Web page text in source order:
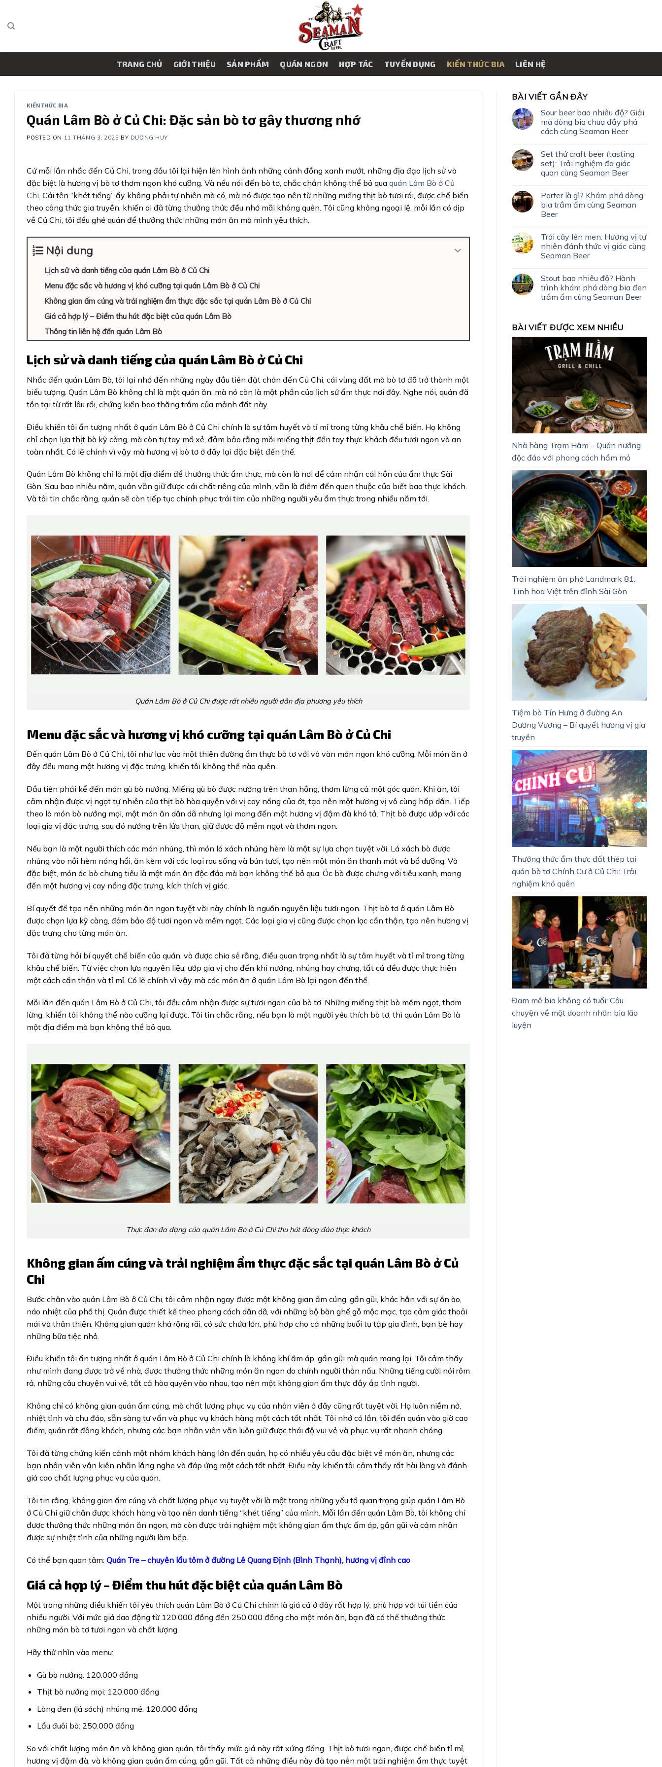
content
TRANG CHỦ GIỚI THIỆU SẢN PHẨM QUÁN NGON HỢP TÁC TUYỂN DỤNG KIẾN THỨC BIA LIÊN HỆ
KIẾN THỨC BIA
Quán Lâm Bò ở Củ Chi: Đặc sản bò tơ gây thương nhớ
POSTED ON 11 THÁNG 3, 2025 BY DƯƠNG HUY
Cứ mỗi lần nhắc đến Củ Chi, trong đầu tôi lại hiện lên hình ảnh những cánh đồng xanh mướt, những địa đạo lịch sử và
đặc biệt là hương vị bò tơ thơm ngon khó cưỡng. Và nếu nói đến bò tơ, chắc chắn không thể bỏ qua quán Lâm Bò ở Củ
Chi. Cái tên “khét tiếng” ấy không phải tự nhiên mà có, mà nó được tạo nên từ những miếng thịt bò tươi rói, được chế biến
theo công thức gia truyền, khiến ai đã từng thưởng thức đều nhớ mãi không quên. Tôi cũng không ngoại lệ, mỗi lần có dịp
về Củ Chi, tôi đều ghé quán để thưởng thức những món ăn mà mình yêu thích.
Nội dung
Lịch sử và danh tiếng của quán Lâm Bò ở Củ Chi
Menu đặc sắc và hương vị khó cưỡng tại quán Lâm Bò ở Củ Chi
Không gian ấm cúng và trải nghiệm ẩm thực đặc sắc tại quán Lâm Bò ở Củ Chi
Giá cả hợp lý – Điểm thu hút đặc biệt của quán Lâm Bò
Thông tin liên hệ đến quán Lâm Bò
Lịch sử và danh tiếng của quán Lâm Bò ở Củ Chi
Nhắc đến quán Lâm Bò, tôi lại nhớ đến những ngày đầu tiên đặt chân đến Củ Chi, cái vùng đất mà bò tơ đã trở thành một
biểu tượng. Quán Lâm Bò không chỉ là một quán ăn, mà nó còn là một phần của lịch sử ẩm thực nơi đây. Nghe nói, quán đã
tồn tại từ rất lâu rồi, chứng kiến bao thăng trầm của mảnh đất này.
Điều khiến tôi ấn tượng nhất ở quán Lâm Bò ở Củ Chi chính là sự tâm huyết và tỉ mỉ trong từng khâu chế biến. Họ không
chỉ chọn lựa thịt bò kỹ càng, mà còn tự tay mổ xẻ, đảm bảo rằng mỗi miếng thịt đến tay thực khách đều tươi ngon và an
toàn nhất. Có lẽ chính vì vậy mà hương vị bò tơ ở đây lại đặc biệt đến thế.
Quán Lâm Bò không chỉ là một địa điểm để thưởng thức ẩm thực, mà còn là nơi để cảm nhận cái hồn của ẩm thực Sài
Gòn. Sau bao nhiêu năm, quán vẫn giữ được cái chất riêng của mình, vẫn là điểm đến quen thuộc của biết bao thực khách.
Và tôi tin chắc rằng, quán sẽ còn tiếp tục chinh phục trái tim của những người yêu ẩm thực trong nhiều năm tới.
Quán Lâm Bò ở Củ Chi được rất nhiều người dân địa phương yêu thích
Menu đặc sắc và hương vị khó cưỡng tại quán Lâm Bò ở Củ Chi
Đến quán Lâm Bò ở Củ Chi, tôi như lạc vào một thiên đường ẩm thực bò tơ với vô vàn món ngon khó cưỡng. Mỗi món ăn ở
đây đều mang một hương vị đặc trưng, khiến tôi không thể nào quên.
Đầu tiên phải kể đến món gù bò nướng. Miếng gù bò được nướng trên than hồng, thơm lừng cả một góc quán. Khi ăn, tôi
cảm nhận được vị ngọt tự nhiên của thịt bò hòa quyện với vị cay nồng của ớt, tạo nên một hương vị vô cùng hấp dẫn. Tiếp
theo là món bò nướng mọi, một món ăn dân dã nhưng lại mang đến một hương vị đậm đà khó tả. Thịt bò được ướp với các
loại gia vị đặc trưng, sau đó nướng trên lửa than, giữ được độ mềm ngọt và thơm ngon.
Nếu bạn là một người thích các món nhúng, thì món lá xách nhúng hèm là một sự lựa chọn tuyệt vời. Lá xách bò được
nhúng vào nồi hèm nóng hổi, ăn kèm với các loại rau sống và bún tươi, tạo nên một món ăn thanh mát và bổ dưỡng. Và
đặc biệt, món óc bò chưng tiêu là một món ăn độc đáo mà bạn không thể bỏ qua. Óc bò được chưng với tiêu xanh, mang
đến một hương vị cay nồng đặc trưng, kích thích vị giác.
Bí quyết để tạo nên những món ăn ngon tuyệt vời này chính là nguồn nguyên liệu tươi ngon. Thịt bò tơ ở quán Lâm Bò
được chọn lựa kỹ càng, đảm bảo độ tươi ngon và mềm ngọt. Các loại gia vị cũng được chọn lọc cẩn thận, tạo nên hương vị
đặc trưng cho từng món ăn.
Tôi đã từng hỏi bí quyết chế biến của quán, và được chia sẻ rằng, điều quan trọng nhất là sự tâm huyết và tỉ mỉ trong từng
khâu chế biến. Từ việc chọn lựa nguyên liệu, ướp gia vị cho đến khi nướng, nhúng hay chưng, tất cả đều được thực hiện
một cách cẩn thận và tỉ mỉ. Có lẽ chính vì vậy mà các món ăn ở quán Lâm Bò lại ngon đến thế.
Mỗi lần đến quán Lâm Bò ở Củ Chi, tôi đều cảm nhận được sự tươi ngon của bò tơ. Những miếng thịt bò mềm ngọt, thơm
lừng, khiến tôi không thể nào cưỡng lại được. Tôi tin chắc rằng, nếu bạn là một người yêu thích bò tơ, thì quán Lâm Bò là
một địa điểm mà bạn không thể bỏ qua.
Thực đơn đa dạng của quán Lâm Bò ở Củ Chi thu hút đông đảo thực khách
Không gian ấm cúng và trải nghiệm ẩm thực đặc sắc tại quán Lâm Bò ở Củ
Chi
Bước chân vào quán Lâm Bò ở Củ Chi, tôi cảm nhận ngay được một không gian ấm cúng, gần gũi, khác hẳn với sự ồn ào,
náo nhiệt của phố thị. Quán được thiết kế theo phong cách dân dã, với những bộ bàn ghế gỗ mộc mạc, tạo cảm giác thoải
mái và thân thiện. Không gian quán khá rộng rãi, có sức chứa lớn, phù hợp cho cả những buổi tụ tập gia đình, bạn bè hay
những bữa tiệc nhỏ.
Điều khiến tôi ấn tượng nhất ở quán Lâm Bò ở Củ Chi chính là không khí ấm áp, gần gũi mà quán mang lại. Tôi cảm thấy
như mình đang được trở về nhà, được thưởng thức những món ăn ngon do chính người thân nấu. Những tiếng cười nói rôm
rả, những câu chuyện vui vẻ, tất cả hòa quyện vào nhau, tạo nên một không gian ẩm thực đầy ắp tình người.
Không chỉ có không gian quán ấm cúng, mà chất lượng phục vụ của nhân viên ở đây cũng rất tuyệt vời. Họ luôn niềm nở,
nhiệt tình và chu đáo, sẵn sàng tư vấn và phục vụ khách hàng một cách tốt nhất. Tôi nhớ có lần, tôi đến quán vào giờ cao
điểm, quán rất đông khách, nhưng các bạn nhân viên vẫn luôn giữ được thái độ vui vẻ và phục vụ rất nhanh chóng.
Tôi đã từng chứng kiến cảnh một nhóm khách hàng lớn đến quán, họ có nhiều yêu cầu đặc biệt về món ăn, nhưng các
bạn nhân viên vẫn kiên nhẫn lắng nghe và đáp ứng một cách tốt nhất. Điều này khiến tôi cảm thấy rất hài lòng và đánh
giá cao chất lượng phục vụ của quán.
Tôi tin rằng, không gian ấm cúng và chất lượng phục vụ tuyệt vời là một trong những yếu tố quan trọng giúp quán Lâm Bò
ở Củ Chi giữ chân được khách hàng và tạo nên danh tiếng “khét tiếng” của mình. Mỗi lần đến quán Lâm Bò, tôi không chỉ
được thưởng thức những món ăn ngon, mà còn được trải nghiệm một không gian ẩm thực ấm áp, gần gũi và cảm nhận
được sự nhiệt tình của những người làm bếp.
Có thể bạn quan tâm: Quán Tre – chuyên lẩu tôm ở đường Lê Quang Định (Bình Thạnh), hương vị đỉnh cao
Giá cả hợp lý – Điểm thu hút đặc biệt của quán Lâm Bò
Một trong những điều khiến tôi yêu thích quán Lâm Bò ở Củ Chi chính là giá cả ở đây rất hợp lý, phù hợp với túi tiền của
nhiều người. Với mức giá dao động từ 120.000 đồng đến 250.000 đồng cho một món ăn, bạn đã có thể thưởng thức
những món bò tơ tươi ngon và chất lượng.
Hãy thử nhìn vào menu:
Gù bò nướng: 120.000 đồng
Thịt bò nướng mọi: 120.000 đồng
Lòng đen (lá sách) nhúng mẻ: 120.000 đồng
Lẩu đuôi bò: 250.000 đồng
So với chất lượng món ăn và không gian quán, tôi thấy mức giá này rất xứng đáng. Thịt bò tươi ngon, được chế biến tỉ mỉ,
hương vị đậm đà, và không gian quán ấm cúng, gần gũi. Tất cả những điều này đã tạo nên một trải nghiệm ẩm thực tuyệt
BÀI VIẾT GẦN ĐÂY
Sour beer bao nhiêu độ? Giải
mã dòng bia chua đầy phá
cách cùng Seaman Beer
Set thử craft beer (tasting
set): Trải nghiệm đa giác
quan cùng Seaman Beer
Porter là gì? Khám phá dòng
bia trầm ấm cùng Seaman
Beer
Trái cây lên men: Hương vị tự
nhiên đánh thức vị giác cùng
Seaman Beer
Stout bao nhiêu độ? Hành
trình khám phá dòng bia đen
trầm ấm cùng Seaman Beer
BÀI VIẾT ĐƯỢC XEM NHIỀU
Nhà hàng Trạm Hầm – Quán nướng
độc đáo với phong cách hầm mỏ
Trải nghiệm ăn phở Landmark 81:
Tinh hoa Việt trên đỉnh Sài Gòn
Tiệm bò Tín Hưng ở đường An
Dương Vương – Bí quyết hương vị gia
truyền
Thưởng thức ẩm thực đất thép tại
quán bò tơ Chính Cư ở Củ Chi: Trải
nghiệm khó quên
Đam mê bia không có tuổi: Câu
chuyện về một doanh nhân bia lão
luyện